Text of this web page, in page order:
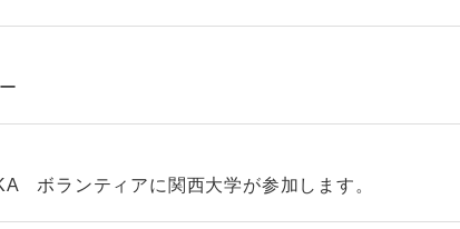
ボランティアに関西大学が参加します。